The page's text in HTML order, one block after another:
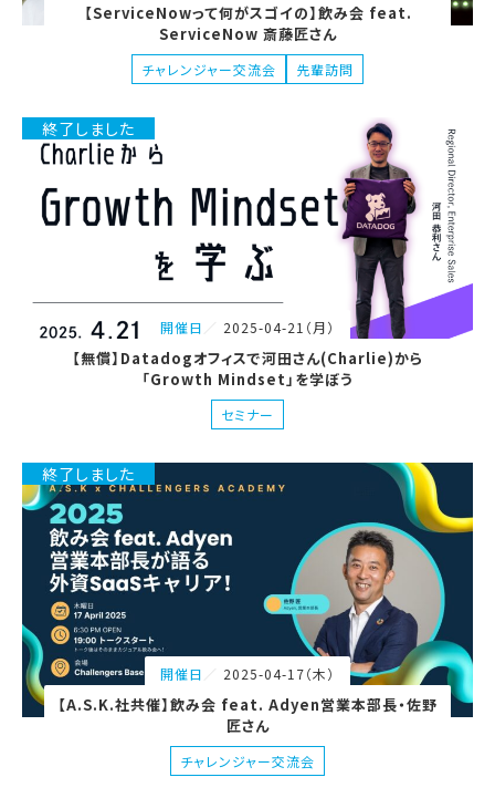
【ServiceNowって何がスゴイの】飲み会 feat.
ServiceNow 斎藤匠さん
チャレンジャー交流会 先輩訪問
終了しました
開催日 2025-04-21（月）
【無償】Datadogオフィスで河田さん(Charlie)から
「Growth Mindset」を学ぼう
セミナー
終了しました
開催日 2025-04-17（木）
【A.S.K.社共催】飲み会 feat. Adyen営業本部長・佐野
匠さん
チャレンジャー交流会